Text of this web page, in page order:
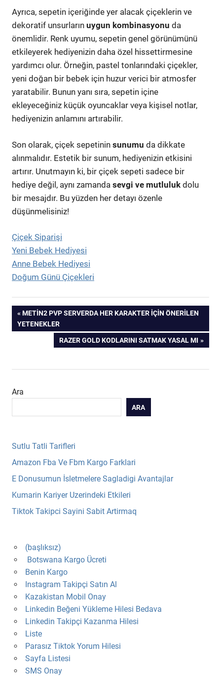
Ayrıca, sepetin içeriğinde yer alacak çiçeklerin ve
dekoratif unsurların uygun kombinasyonu da
önemlidir. Renk uyumu, sepetin genel görünümünü
etkileyerek hediyenizin daha özel hissettirmesine
yardımcı olur. Örneğin, pastel tonlarındaki çiçekler,
yeni doğan bir bebek için huzur verici bir atmosfer
yaratabilir. Bunun yanı sıra, sepetin içine
ekleyeceğiniz küçük oyuncaklar veya kişisel notlar,
hediyenizin anlamını artırabilir.
Son olarak, çiçek sepetinin sunumu da dikkate
alınmalıdır. Estetik bir sunum, hediyenizin etkisini
artırır. Unutmayın ki, bir çiçek sepeti sadece bir
hediye değil, aynı zamanda sevgi ve mutluluk dolu
bir mesajdır. Bu yüzden her detayı özenle
düşünmelisiniz!
Çiçek Siparişi
Yeni Bebek Hediyesi
Anne Bebek Hediyesi
Doğum Günü Çiçekleri
Yazı
gezinmesi
PREVIOUS
POST:
METIN2 PVP SERVERDA HER KARAKTER İÇIN ÖNERILEN
YETENEKLER
NEXT
RAZER GOLD KODLARINI SATMAK YASAL MI
Ara
ARA
Sutlu Tatli Tarifleri
Amazon Fba Ve Fbm Kargo Farklari
E Donusumun İsletmelere Sagladigi Avantajlar
Kumarin Kariyer Uzerindeki Etkileri
Tiktok Takipci Sayini Sabit Artirmaq
(başlıksız)
Botswana Kargo Ücreti
Benin Kargo
Instagram Takipçi Satın Al
Kazakistan Mobil Onay
Linkedin Beğeni Yükleme Hilesi Bedava
Linkedin Takipçi Kazanma Hilesi
Liste
Parasız Tiktok Yorum Hilesi
Sayfa Listesi
SMS Onay